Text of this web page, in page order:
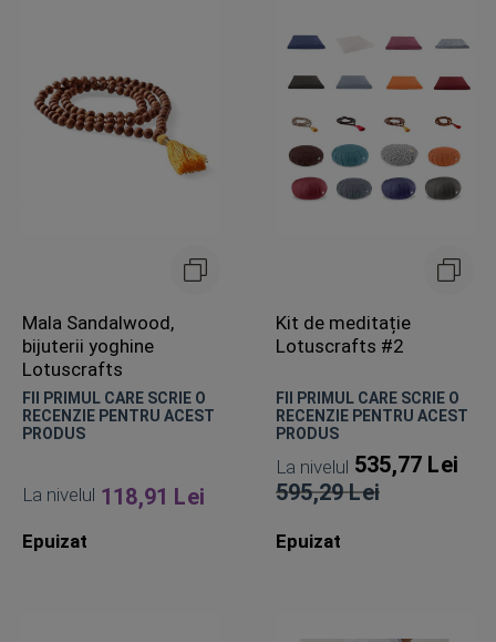
Mala Sandalwood,
bijuterii yoghine
Lotuscrafts
FII PRIMUL CARE SCRIE O
RECENZIE PENTRU ACEST
PRODUS
La nivelul 118,91 Lei
Epuizat
Kit de meditație
Lotuscrafts #2
FII PRIMUL CARE SCRIE O
RECENZIE PENTRU ACEST
PRODUS
La nivelul 535,77 Lei
obisnuit
595,29 Lei
Epuizat